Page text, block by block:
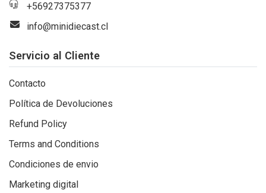
+56927375377
info@minidiecast.cl
Servicio al Cliente
Contacto
Política de Devoluciones
Refund Policy
Terms and Conditions
Condiciones de envio
Marketing digital